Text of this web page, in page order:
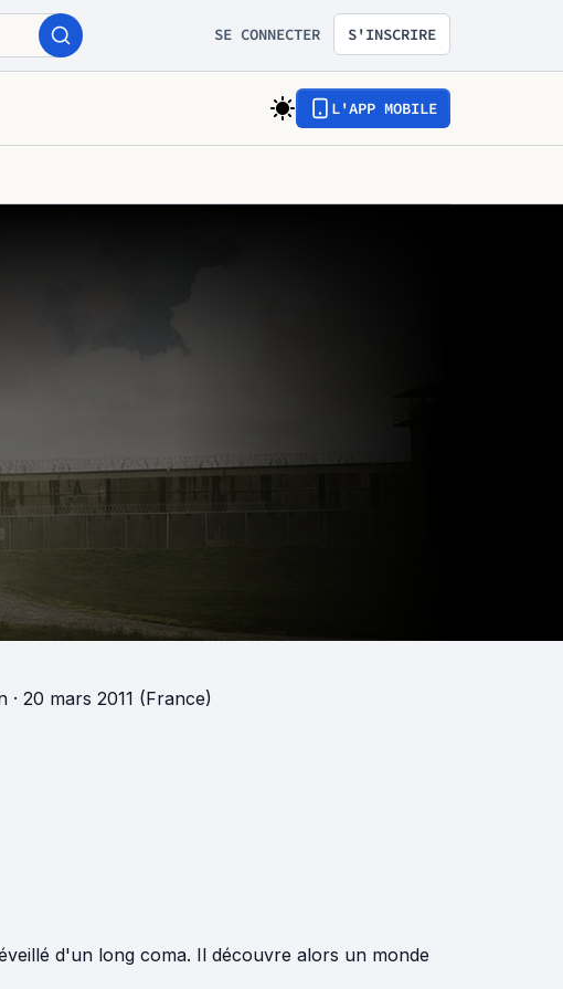
SE CONNECTER S'INSCRIRE
L'APP MOBILE
· 20 mars 2011 (France)
d'un long coma. Il découvre alors un monde